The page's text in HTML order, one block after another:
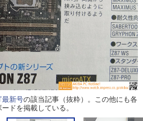
最新号の該当記事（抜粋）。この他にも各
ドを掲載している。